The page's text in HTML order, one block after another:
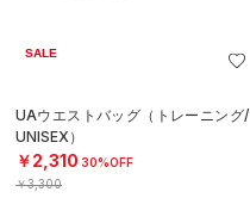
SALE
UAウエストバッグ（トレーニング/
UNISEX）
￥2,310 30%OFF
￥3,300